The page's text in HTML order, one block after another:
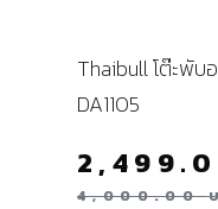
Thaibull โต๊ะพับ
DA1105
4,000.00